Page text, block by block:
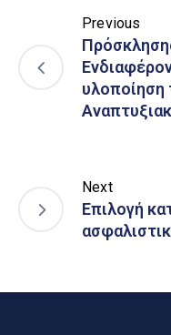
Previous
υλοποίηση
Next
Επιλογή